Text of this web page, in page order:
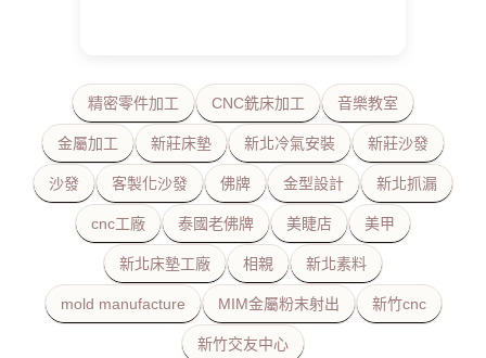
精密零件加工 CNC銑床加工 音樂教室
金屬加工 新莊床墊 新北冷氣安裝 新莊沙發
沙發 客製化沙發 佛牌 金型設計 新北抓漏
cnc工廠 泰國老佛牌 美睫店 美甲
新北床墊工廠 相親 新北素料
mold manufacture MIM金屬粉末射出 新竹cnc
新竹交友中心